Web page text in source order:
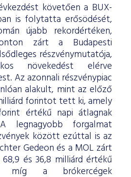
követően a BUX-
is folytatta erősödését,
újabb rekordértéken,
zárt a Budapesti
részvénymutatója,
növekedést elérve
Az azonnali részvénypiac
alakult, mint az előző
forintot tett ki, amely
értékű napi átlagnak
legnagyobb forgalmat
között ezúttal is az
Gedeon és a MOL zárt
és 36,8 milliárd értékű
míg a brókercégek